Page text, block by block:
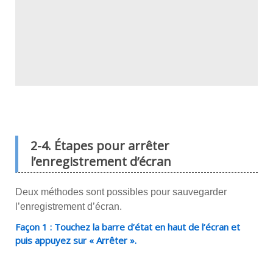
2-4. Étapes pour arrêter
l’enregistrement d’écran
Deux méthodes sont possibles pour sauvegarder
l’enregistrement d’écran.
Façon 1 : Touchez la barre d’état en haut de l’écran et
puis appuyez sur « Arrêter ».